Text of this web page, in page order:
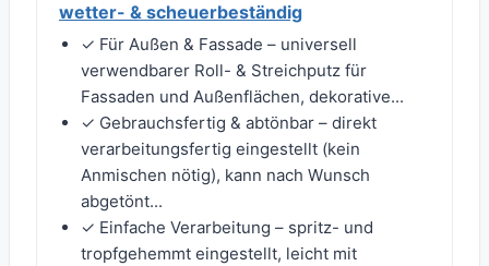
wetter- & scheuerbeständig
✓ Für Außen & Fassade – universell
verwendbarer Roll- & Streichputz für
Fassaden und Außenflächen, dekorative...
✓ Gebrauchsfertig & abtönbar – direkt
verarbeitungsfertig eingestellt (kein
Anmischen nötig), kann nach Wunsch
abgetönt...
✓ Einfache Verarbeitung – spritz- und
tropfgehemmt eingestellt, leicht mit